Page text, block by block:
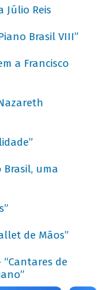
Júlio Reis
Brasil VIII”
a Francisco
uma
de Mãos”
de